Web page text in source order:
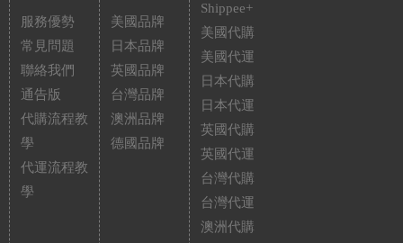
服務優勢
常見問題
聯絡我們
通告版
代購流程教
學
代運流程教
學
美國品牌
日本品牌
英國品牌
台灣品牌
澳洲品牌
德國品牌
Shippee+
美國代購
美國代運
日本代購
日本代運
英國代購
英國代運
台灣代購
台灣代運
澳洲代購